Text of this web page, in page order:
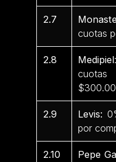
2.7
cuotas
2.8 Medipiel
2.9 Levis:
por
2.10 Pepe